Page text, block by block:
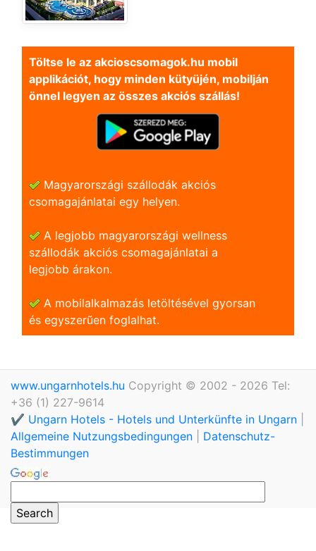
Töltse le az akcioscsomagok.hu mobil
applikációt, hogy minden kütyüjén, mobilján
önnel legyen az összes akciós szállás!
Magyarországi szállodák akciós
csomagajánlatai egy helyen.
A legjobb magyarországi wellness
szállodák akciós csomagajánlatai a
legjobb árakon.
A mobilalkalmazás letöltésével gyorsan
és egyszerũen foglalhat.
www.ungarnhotels.hu Copyright © 2002 - 2026 Tel:
+36 (1) 227-9614
✔️ Ungarn Hotels - Hotels und Unterkünfte in Ungarn
Allgemeine Nutzungsbedingungen
Datenschutz-
Bestimmungen